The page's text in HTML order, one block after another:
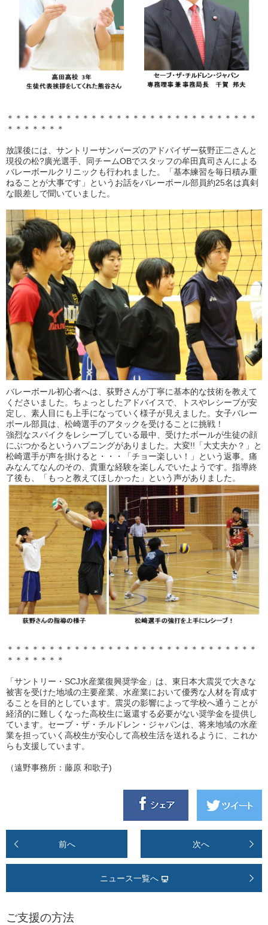
＊＊＊＊＊＊＊＊＊＊＊＊＊＊＊＊＊＊＊＊＊＊＊＊＊＊＊＊＊＊
＊＊＊＊＊＊＊
放課後には、サントリーサンバーズのアドバイザー荻野正二さんと
現役の松?廣光選手、同チームOBでスタッフの牟田真司さんによる
バレーボールクリニックも行われました。「基本練習を毎日積み重
ねることが大事です」というお話をバレーボール部員約25名は真剣
な眼差しで聞いていました。
バレーボール初心者へは、荻野さんが丁寧に基本的な技術を教えて
くださいました。ちょっとしたアドバイスで、トスやレシーブが安
定し、素人目にも上手になっていく様子が見えました。女子バレー
ボール部員は、松崎選手のアタックを受けることに挑戦！
強烈なスパイクをレシーブしている最中、受けたボールが生徒の顔
にぶつかるというハプニングがありました。大変!!「大丈夫か？」と
松崎選手が声を掛けると・・・「チョー楽しい！」という返事。痛
みなんてなんのその、貴重な経験を楽しんでいたようです。指導終
了後も、「もっと教えてほしかった」という声がありました。
＊＊＊＊＊＊＊＊＊＊＊＊＊＊＊＊＊＊＊＊＊＊＊＊＊＊＊＊＊＊
＊＊＊＊＊＊＊
「サントリー・SCJ水産業復興奨学金」は、東日本大震災で大きな
被害を受けた地域の主要産業、水産業において優秀な人材を育成す
ることを目的としています。震災の影響によって学校へ通うことが
経済的に難しくなった高校生に返還する必要がない奨学金を提供し
ています。セーブ・ザ・チルドレン・ジャパンは、将来地域の水産
業を担っていく高校生が安心して高校生活を送れるように、これか
らも支援しています。
（遠野事務所：藤原 和歌子)
前へ 次へ
ニュース一覧へ
ご支援の方法